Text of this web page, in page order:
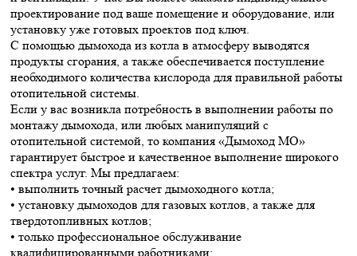
проектирование под ваше помещение и оборудование, или
установку уже готовых проектов под ключ.
С помощью дымохода из котла в атмосферу выводятся
продукты сгорания, а также обеспечивается поступление
необходимого количества кислорода для правильной работы
отопительной системы.
Если у вас возникла потребность в выполнении работы по
монтажу дымохода, или любых манипуляций с
отопительной системой, то компания «Дымоход МО»
гарантирует быстрое и качественное выполнение широкого
спектра услуг. Мы предлагаем:
• выполнить точный расчет дымоходного котла;
• установку дымоходов для газовых котлов, а также для
твердотопливных котлов;
• только профессиональное обслуживание
квалифицированными работниками;